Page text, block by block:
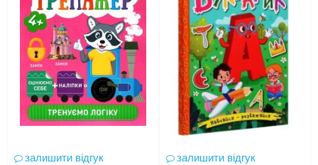
залишити відгук залишити відгук